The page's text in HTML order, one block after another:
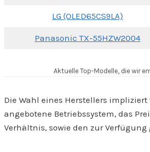
LG (OLED65CS9LA)
Panasonic TX-55HZW2004
Aktuelle Top-Modelle, die wir
Die Wahl eines Herstellers
angebotene Betriebssystem, das
Verhältnis, sowie den zur Verfügung